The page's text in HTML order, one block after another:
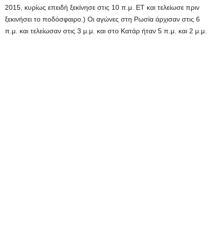
2015, κυρίως επειδή ξεκίνησε στις 10 π.μ. ET και τελείωσε πριν
ξεκινήσει το ποδόσφαιρο.) Οι αγώνες στη Ρωσία άρχισαν στις 6
π.μ. και τελείωσαν στις 3 μ.μ. και στο Κατάρ ήταν 5 π.μ. και 2 μ.μ.